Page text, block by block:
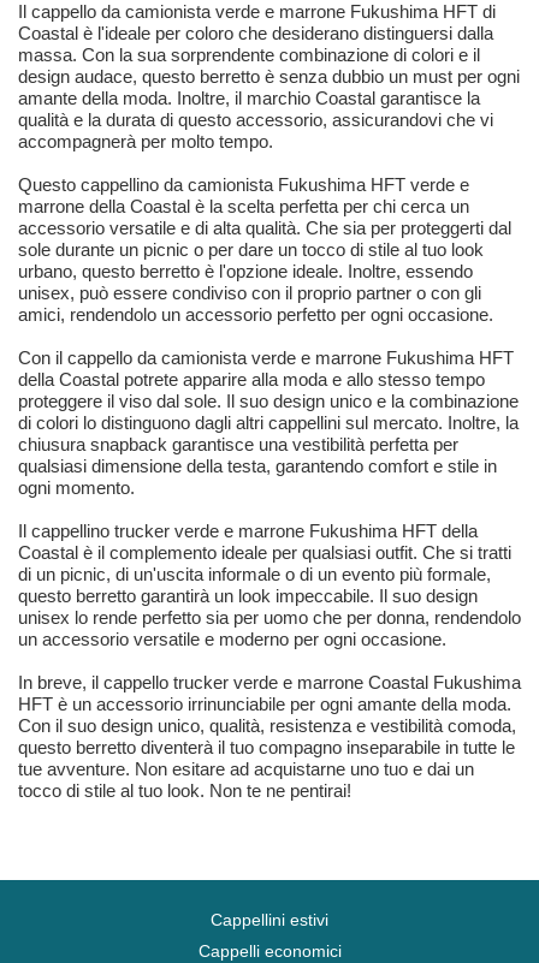
Il cappello da camionista verde e marrone Fukushima HFT di
Coastal è l'ideale per coloro che desiderano distinguersi dalla
massa. Con la sua sorprendente combinazione di colori e il
design audace, questo berretto è senza dubbio un must per ogni
amante della moda. Inoltre, il marchio Coastal garantisce la
qualità e la durata di questo accessorio, assicurandovi che vi
accompagnerà per molto tempo.
Questo cappellino da camionista Fukushima HFT verde e
marrone della Coastal è la scelta perfetta per chi cerca un
accessorio versatile e di alta qualità. Che sia per proteggerti dal
sole durante un picnic o per dare un tocco di stile al tuo look
urbano, questo berretto è l'opzione ideale. Inoltre, essendo
unisex, può essere condiviso con il proprio partner o con gli
amici, rendendolo un accessorio perfetto per ogni occasione.
Con il cappello da camionista verde e marrone Fukushima HFT
della Coastal potrete apparire alla moda e allo stesso tempo
proteggere il viso dal sole. Il suo design unico e la combinazione
di colori lo distinguono dagli altri cappellini sul mercato. Inoltre, la
chiusura snapback garantisce una vestibilità perfetta per
qualsiasi dimensione della testa, garantendo comfort e stile in
ogni momento.
Il cappellino trucker verde e marrone Fukushima HFT della
Coastal è il complemento ideale per qualsiasi outfit. Che si tratti
di un picnic, di un'uscita informale o di un evento più formale,
questo berretto garantirà un look impeccabile. Il suo design
unisex lo rende perfetto sia per uomo che per donna, rendendolo
un accessorio versatile e moderno per ogni occasione.
In breve, il cappello trucker verde e marrone Coastal Fukushima
HFT è un accessorio irrinunciabile per ogni amante della moda.
Con il suo design unico, qualità, resistenza e vestibilità comoda,
questo berretto diventerà il tuo compagno inseparabile in tutte le
tue avventure. Non esitare ad acquistarne uno tuo e dai un
tocco di stile al tuo look. Non te ne pentirai!
Cappellini estivi
Cappelli economici